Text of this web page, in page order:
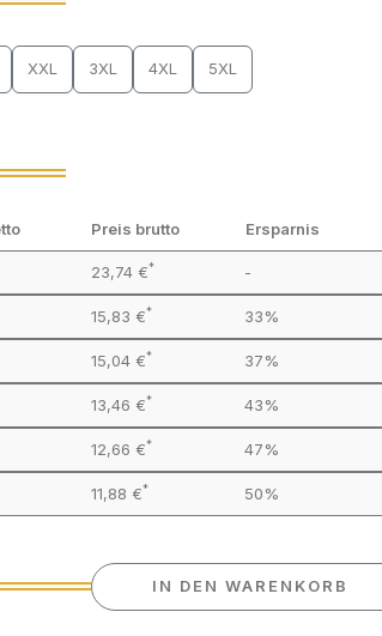
XXL 3XL 4XL 5XL
Preis brutto Ersparnis
23,74 €* -
15,83 €* 33%
15,04 €* 37%
13,46 €* 43%
12,66 €* 47%
11,88 €* 50%
IN DEN WARENKORB